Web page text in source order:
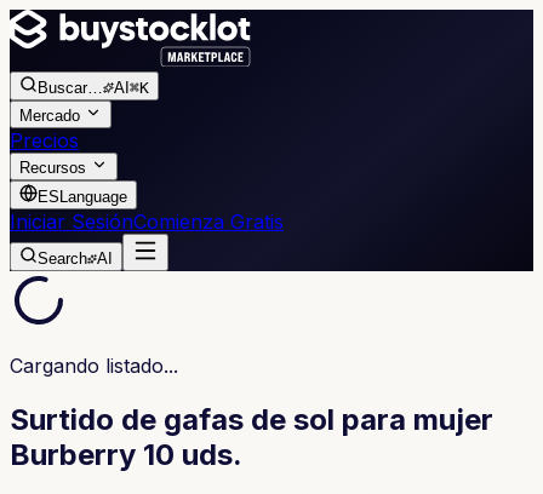
Buscar… AI ⌘K
Mercado
Precios
Recursos
ES Language
Iniciar SesiónComienza Gratis
Search AI
Cargando listado...
Surtido de gafas de sol para mujer
Burberry 10 uds.